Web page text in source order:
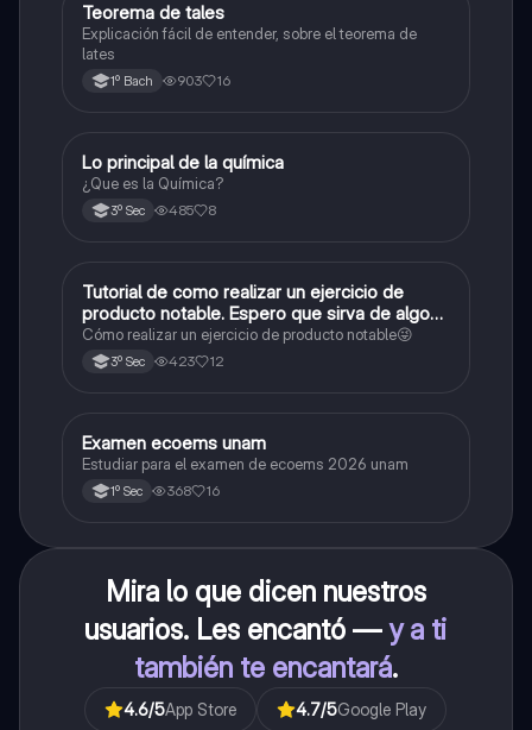
Matemáticas
Teorema de tales
Explicación fácil de entender, sobre el teorema de
lates
1º Bach 903 16
Química
Lo principal de la química
¿Que es la Química?
3º Sec 485 8
Matemáticas
Tutorial de como realizar un ejercicio de
producto notable. Espero que sirva de algo💕
😜
Cómo realizar un ejercicio de producto notable😜
3º Sec 423 12
Español
Examen ecoems unam
Estudiar para el examen de ecoems 2026 unam
1º Sec 368 16
Mira lo que dicen nuestros
usuarios. Les encantó —y a ti
también te encantará.
4.6/5App Store 4.7/5Google Play